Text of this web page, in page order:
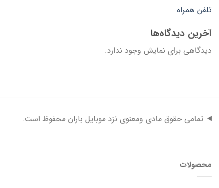
تلفن همراه
آخرین دیدگاه‌ها
دیدگاهی برای نمایش وجود ندارد.
تمامی حقوق مادی ومعنوی نزد موبایل باران محفوظ است.
محصولات